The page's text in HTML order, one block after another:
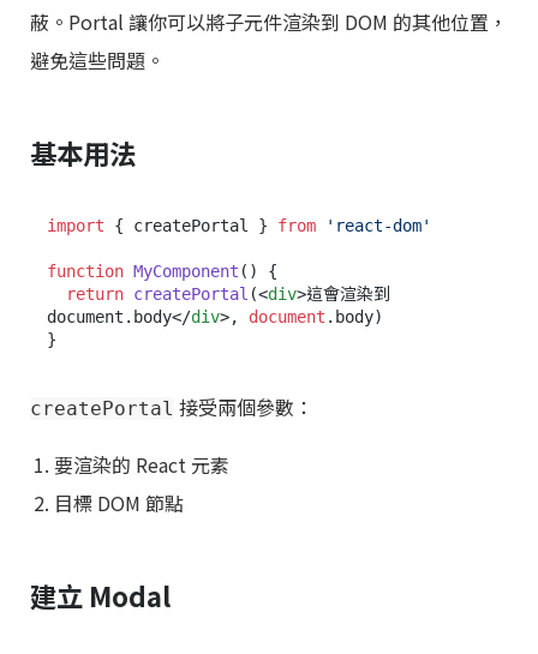
蔽。Portal 讓你可以將子元件渲染到 DOM 的其他位置，
避免這些問題。
基本用法
import { createPortal } from 'react-dom'
function MyComponent ( ) {
return createPortal (<div>這會渲染到
document.body</div>, document . body)
createPortal 接受兩個參數：
要渲染的 React 元素
目標 DOM 節點
建立 Modal